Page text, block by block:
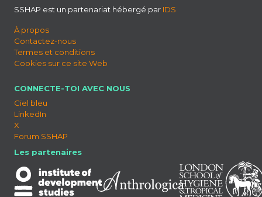
SSHAP est un partenariat hébergé par IDS
À propos
Contactez-nous
Termes et conditions
Cookies sur ce site Web
CONNECTE-TOI AVEC NOUS
Ciel bleu
LinkedIn
X
Forum SSHAP
Les partenaires